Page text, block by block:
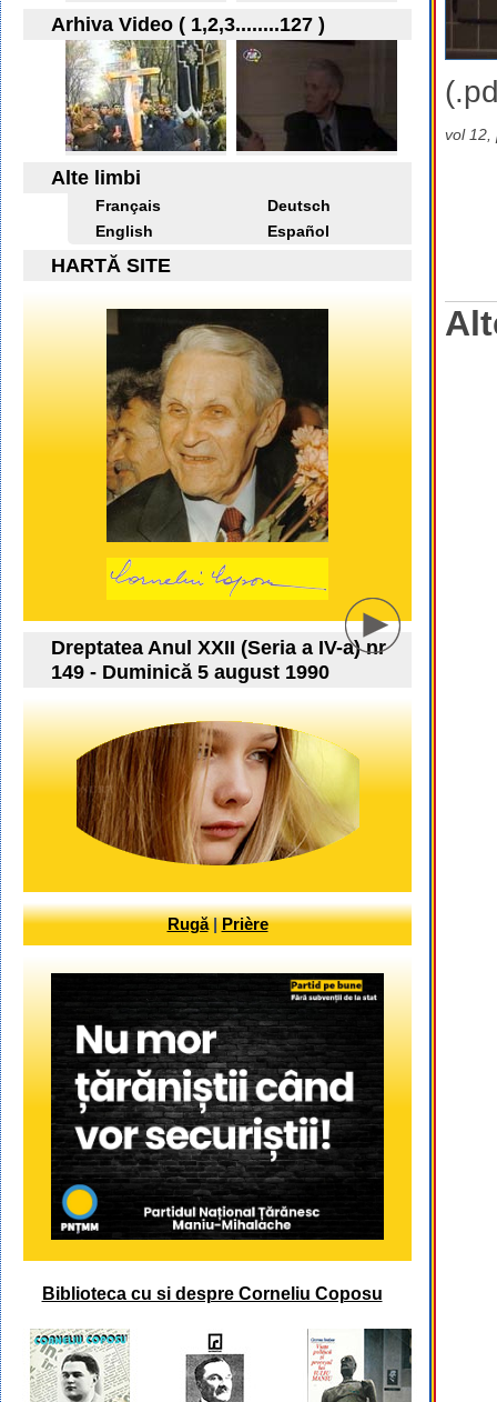
vol 12,
Arhiva Video ( 1,2,3........127 )
Alte limbi
Français
Deutsch
English
Español
HARTĂ SITE
Dreptatea Anul XXII (Seria a IV-a) nr
149 - Duminică 5 august 1990
Rugă|Prière
Biblioteca cu si despre Corneliu Coposu